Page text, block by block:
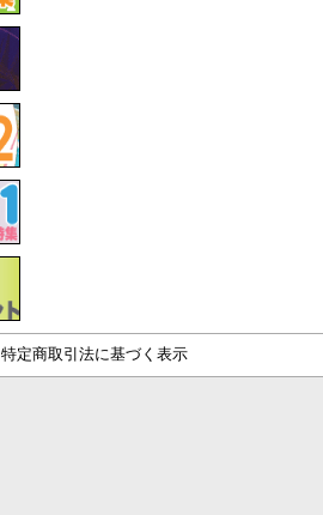
特定商取引法に基づく表示